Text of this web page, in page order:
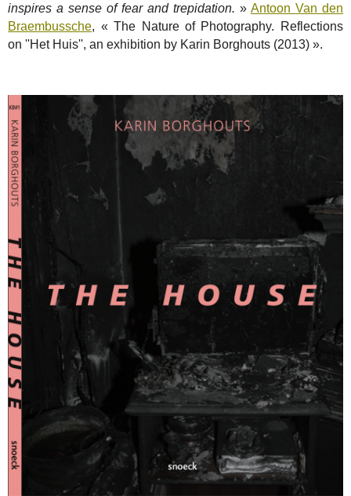
inspires a sense of fear and trepidation. » Antoon Van den
Braembussche, « The Nature of Photography. Reflections
on ''Het Huis'', an exhibition by Karin Borghouts (2013) ».